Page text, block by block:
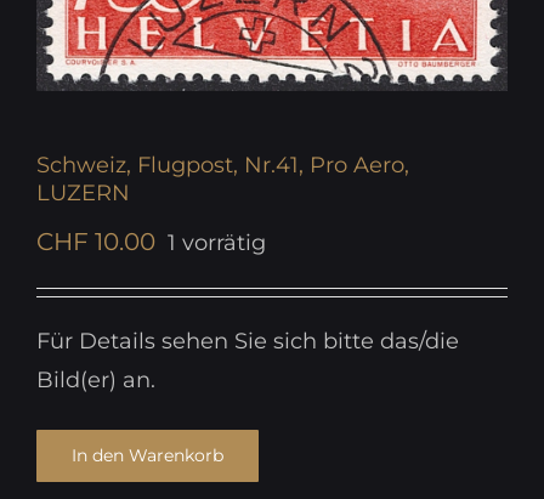
Schweiz, Flugpost, Nr.41, Pro Aero,
LUZERN
CHF 10.00 1 vorrätig
Für Details sehen Sie sich bitte das/die
Bild(er) an.
In den Warenkorb